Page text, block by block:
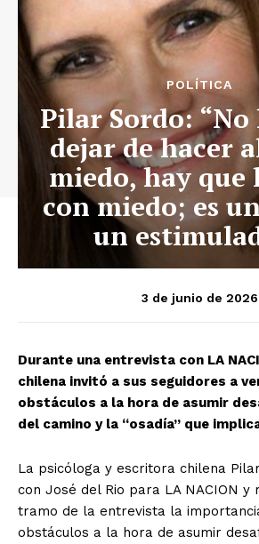
POLÍTICA
Pilar Sordo: “No
dejar de hacer
miedo, hay que
con miedo; es
un
3 de junio de 2026
Durante una entrevista con LA
chilena invitó a sus seguidores a
obstáculos a la hora de asumir
del camino y la “osadía” que
La psicóloga y escritora chilena
con José del Rio para LA NACION y
tramo de la entrevista la
obstáculos a la hora de asumir